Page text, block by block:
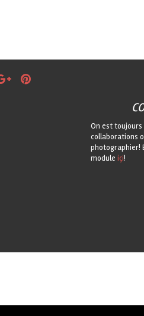
On est toujours
collaborations
photographier!
module içi!